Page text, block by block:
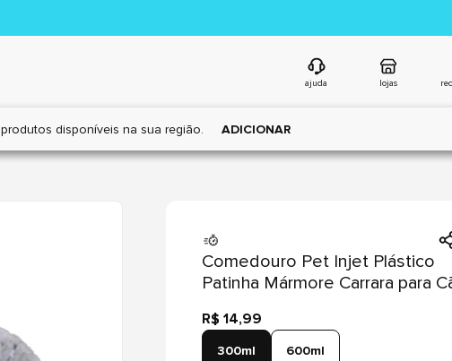
ajuda lojas
produtos disponíveis na sua região. ADICIONAR
Comedouro Pet Injet Plástico
Patinha Mármore Carrara para
R$ 14,99
300ml 600ml